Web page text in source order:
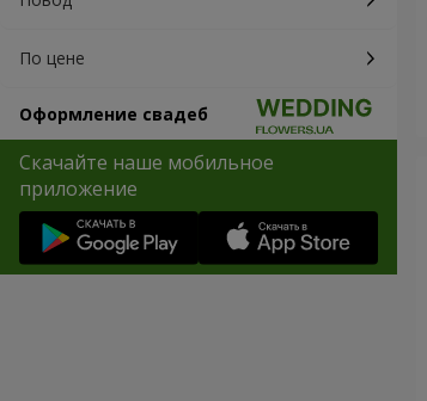
По цене
Оформление свадеб
Скачайте наше мобильное
приложение